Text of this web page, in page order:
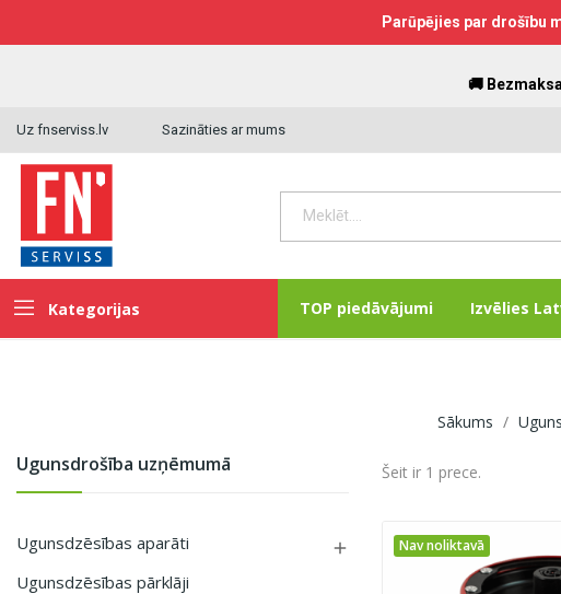
Parūpējies par drošību
🚚
Uz fnserviss.lv Sazināties ar mums
Kategorijas TOP piedāvājumi Izvēlies
Sākums
Ugunsdrošība uzņēmumā
Ugunsdzēsības aparāti 
Ugunsdzēsības pārklāji
Šeit ir 1 prece.
Nav noliktavā